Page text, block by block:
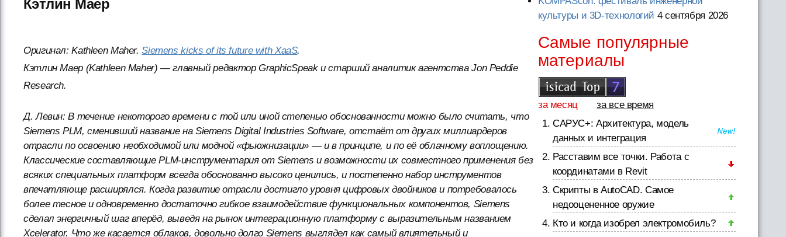
Кэтлин Маер
Оригинал: Kathleen Maher.Siemens kicks of its future with XaaS.
Кэтлин Маер (Kathleen Maher) — главный редактор GraphicSpeak и старший аналитик агентства Jon Peddie
Research.
Д. Левин: В течение некоторого времени с той или иной степенью обоснованности можно было считать, что
Siemens PLM, сменивший название на Siemens Digital Industries Software, отстаёт от других миллиардеров
отрасли по освоению необходимой или модной «фьюжнизации» — и в принципе, и по её облачному воплощению.
Классические составляющие PLM-инструментария от Siemens и возможности их совместного применения без
всяких специальных платформ всегда обоснованно высоко ценились, и постепенно набор инструментов
впечатляюще расширялся. Когда развитие отрасли достигло уровня цифровых двойников и потребовалось
более тесное и одновременно достаточно гибкое взаимодействие функциональных компонентов, Siemens
сделал энергичный шаг вперёд, выведя на рынок интеграционную платформу с выразительным названием
Xcelerator. Что же касается облаков, довольно долго Siemens выглядел как самый влиятельный и
культуры и 3D-технологий 4 сентября 2026
Самые популярные
материалы
за месяц
за все время
САРУС+: Архитектура, модель
данных и интеграция
Расставим все точки. Работа с
координатами в Revit
Скрипты в AutoCAD. Самое
недооцененное оружие
Кто и когда изобрел электромобиль?